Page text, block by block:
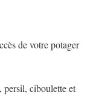
de votre potager
persil, ciboulette et